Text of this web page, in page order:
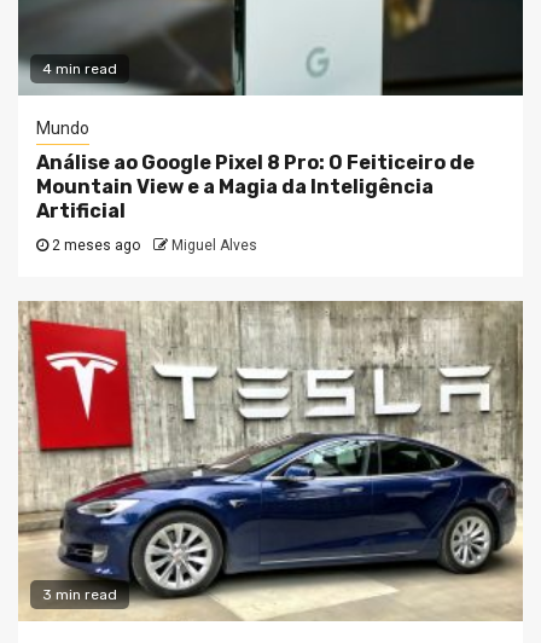
4 min read
Mundo
Análise ao Google Pixel 8 Pro: O Feiticeiro de
Mountain View e a Magia da Inteligência
Artificial
2 meses ago Miguel Alves
3 min read